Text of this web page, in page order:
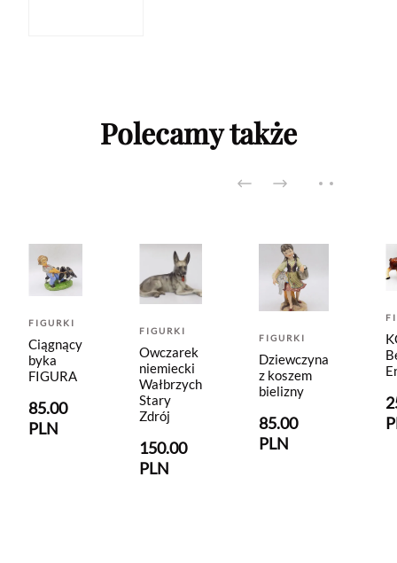
Polecamy także
FIGURKI
Ciągnący
byka
FIGURA
85.00
PLN
FIGURKI
Owczarek
niemiecki
Wałbrzych
Stary
Zdrój
150.00
PLN
FIGURKI
Dziewczyna
z koszem
bielizny
85.00
PLN